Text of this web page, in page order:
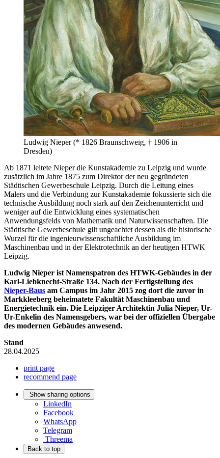
Ludwig Nieper (* 1826 Braunschweig, † 1906 in
Dresden)
Ab 1871 leitete Nieper die Kunstakademie zu Leipzig und wurde
zusätzlich im Jahre 1875 zum Direktor der neu gegründeten
Städtischen Gewerbeschule Leipzig. Durch die Leitung eines
Malers und die Verbindung zur Kunstakademie fokussierte sich die
technische Ausbildung noch stark auf den Zeichenunterricht und
weniger auf die Entwicklung eines systematischen
Anwendungsfelds von Mathematik und Naturwissenschaften. Die
Städtische Gewerbeschule gilt ungeachtet dessen als die historische
Wurzel für die ingenieurwissenschaftliche Ausbildung im
Maschinenbau und in der Elektrotechnik an der heutigen HTWK
Leipzig.
Ludwig Nieper ist Namenspatron des HTWK-Gebäudes in der
Karl-Liebknecht-Straße 134. Nach der Fertigstellung des
Nieper-Baus am Campus im Jahr 2015 zog dort die zuvor in
Markkleeberg beheimatete Fakultät Maschinenbau und
Energietechnik ein. Die Leipziger Architektin Julia Nieper, Ur-
Ur-Enkelin des Namensgebers, war bei der offiziellen Übergabe
des modernen Gebäudes anwesend.
Stand
28.04.2025
print page
recommend page
Show sharing options
LinkedIn
Facebook
WhatsApp
Telegram
Threema
Back to top